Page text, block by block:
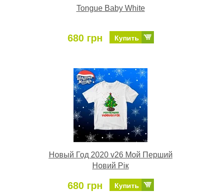
Tongue Baby White
680 грн Купить
Новый Год 2020 v26 Мой Перший
Новий Рік
680 грн Купить